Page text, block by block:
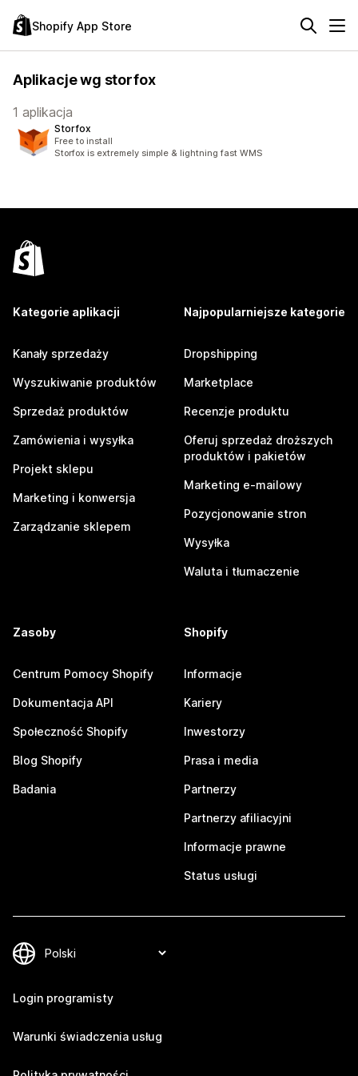
Shopify App Store
Aplikacje wg storfox
1 aplikacja
Storfox
Free to install
Storfox is extremely simple & lightning fast WMS
Kategorie aplikacji
Kanały sprzedaży
Wyszukiwanie produktów
Sprzedaż produktów
Zamówienia i wysyłka
Projekt sklepu
Marketing i konwersja
Zarządzanie sklepem
Najpopularniejsze kategorie
Dropshipping
Marketplace
Recenzje produktu
Oferuj sprzedaż droższych
produktów i pakietów
Marketing e-mailowy
Pozycjonowanie stron
Wysyłka
Waluta i tłumaczenie
Zasoby
Centrum Pomocy Shopify
Dokumentacja API
Społeczność Shopify
Blog Shopify
Badania
Shopify
Informacje
Kariery
Inwestorzy
Prasa i media
Partnerzy
Partnerzy afiliacyjni
Informacje prawne
Status usługi
Login programisty
Warunki świadczenia usług